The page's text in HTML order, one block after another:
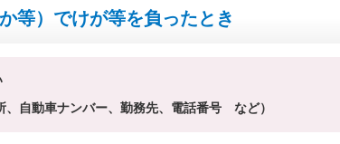
等）でけが等を負ったとき
自動車ナンバー、勤務先、電話番号 など）